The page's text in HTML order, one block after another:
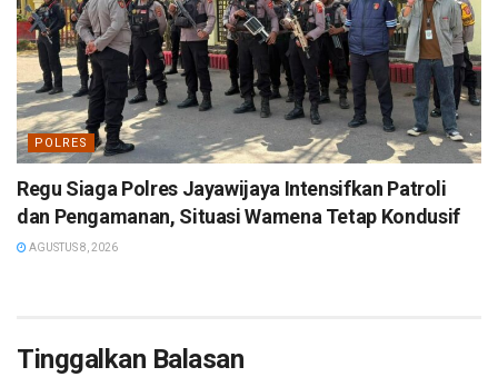
POLRES
Regu Siaga Polres Jayawijaya Intensifkan Patroli
dan Pengamanan, Situasi Wamena Tetap Kondusif
AGUSTUS 8, 2026
Tinggalkan Balasan